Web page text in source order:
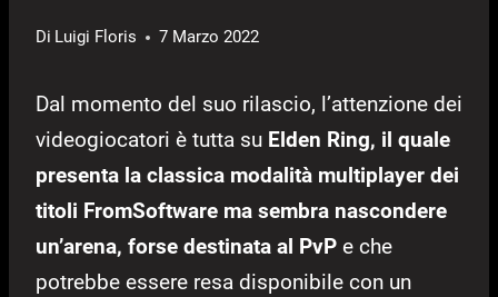
Di Luigi Floris 7 Marzo 2022
Dal momento del suo rilascio, l’attenzione dei
videogiocatori è tutta su Elden Ring, il quale
presenta la classica modalità multiplayer dei
titoli FromSoftware ma sembra nascondere
un’arena, forse destinata al PvP e che
potrebbe essere resa disponibile con un